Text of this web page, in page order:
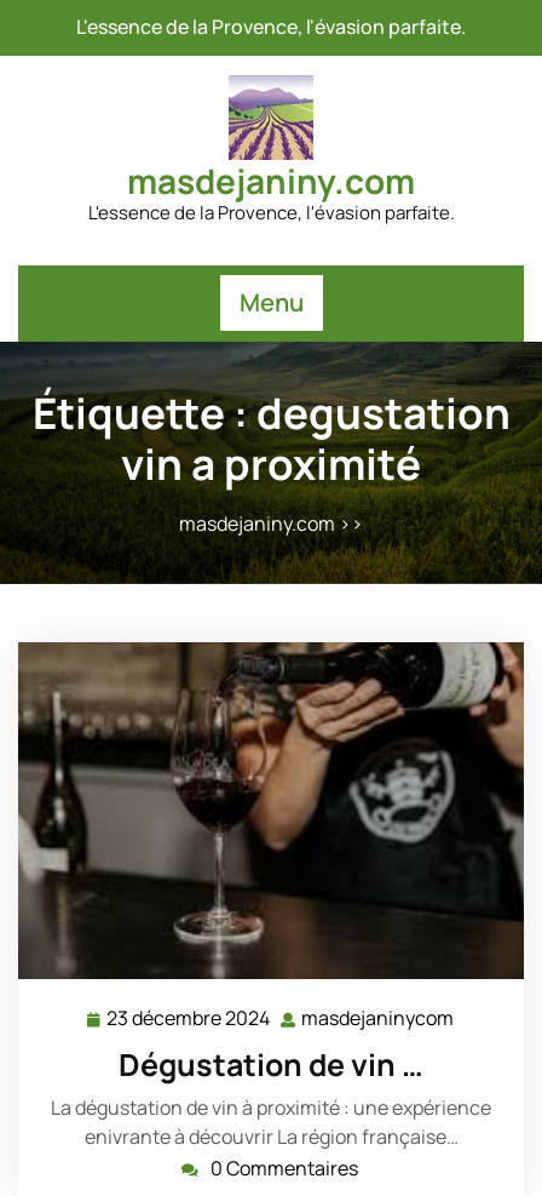
L'essence de la Provence, l'évasion parfaite.
masdejaniny.com
L'essence de la Provence, l'évasion parfaite.
Menu
Étiquette :degustation
vin a proximité
masdejaniny.com>>
23 décembre 2024 23
décembre
2024
masdejaninycom
Dégustation de vin …
La dégustation de vin à proximité : une expérience
enivrante à découvrir La région française…
0 Commentaires